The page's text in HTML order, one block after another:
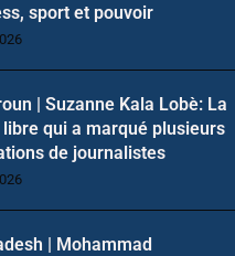
sport et pouvoir
| Suzanne Kala Lobè: La
qui a marqué plusieurs
de journalistes
| Mohammad